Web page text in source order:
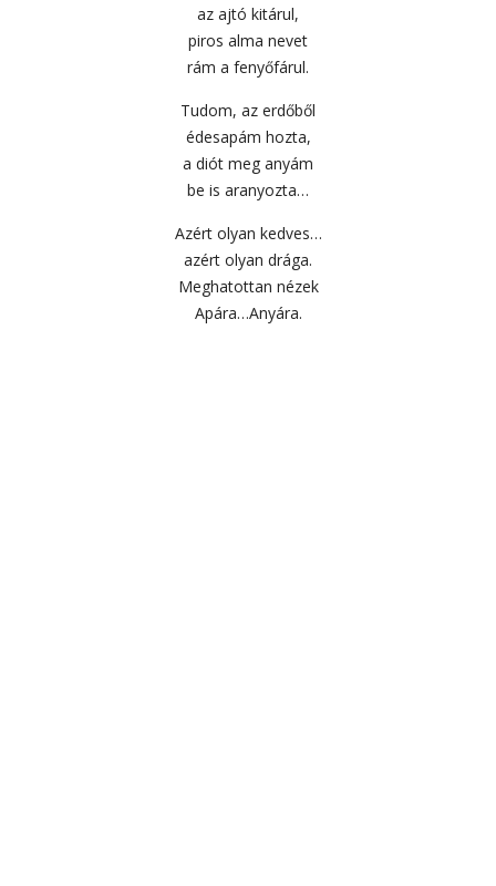
az ajtó kitárul,
piros alma nevet
rám a fenyőfárul.
Tudom, az erdőből
édesapám hozta,
a diót meg anyám
be is aranyozta…
Azért olyan kedves…
azért olyan drága.
Meghatottan nézek
Apára…Anyára.